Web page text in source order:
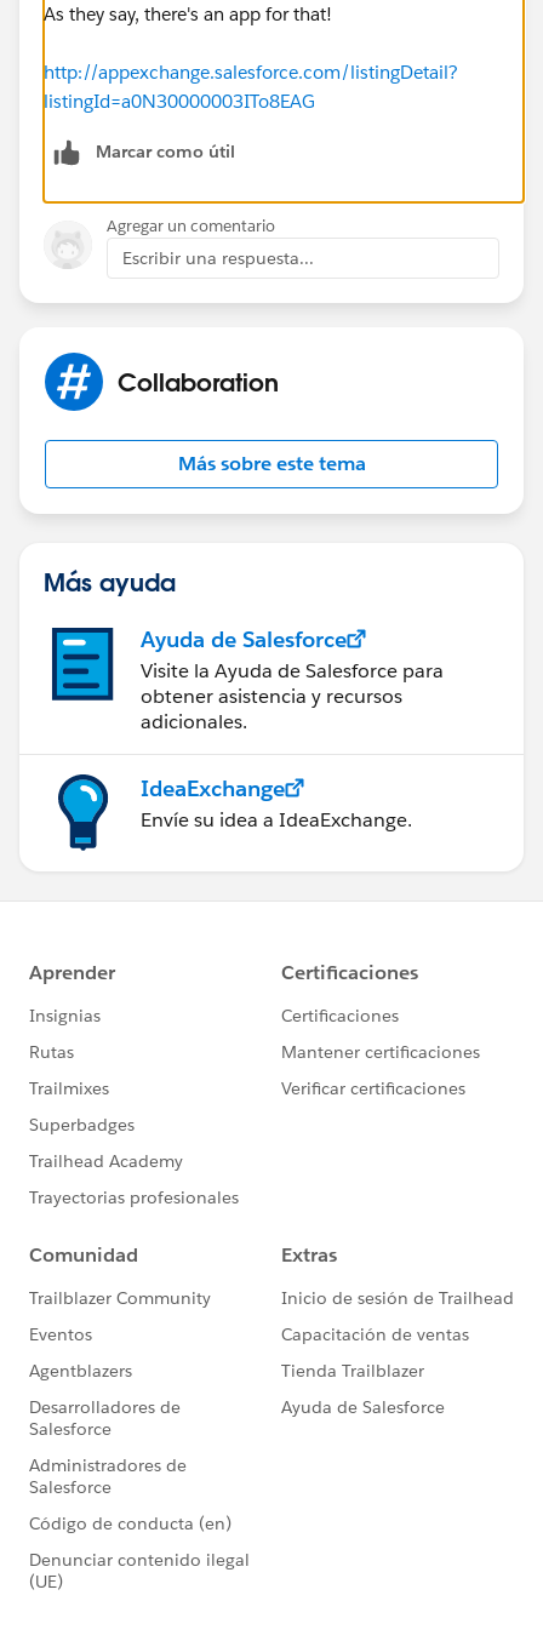
As they say, there's an app for that!
http://appexchange.salesforce.com/listingDetail?
listingId=a0N30000003ITo8EAG
Marcar como útil
Agregar un comentario
Escribir una respuesta...
Collaboration
Más sobre este tema
Más ayuda
Ayuda de Salesforce
Visite la Ayuda de Salesforce para
obtener asistencia y recursos
adicionales.
IdeaExchange
Envíe su idea a IdeaExchange.